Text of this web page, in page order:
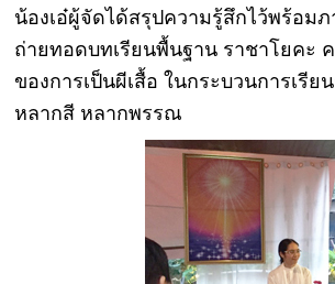
น้องเอ๋ผู้จัดได้สรุปความรู้สึกไว้พร้อม
ถ่ายทอดบทเรียนพื้นฐาน ราชาโยคะ
ของการเป็นผีเสื้อ ในกระบวนการเรี
หลากสี หลากพรรณ